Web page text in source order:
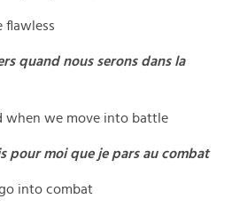
flawless
quand nous serons dans la
when we move into battle
pour moi que je pars au combat
into combat